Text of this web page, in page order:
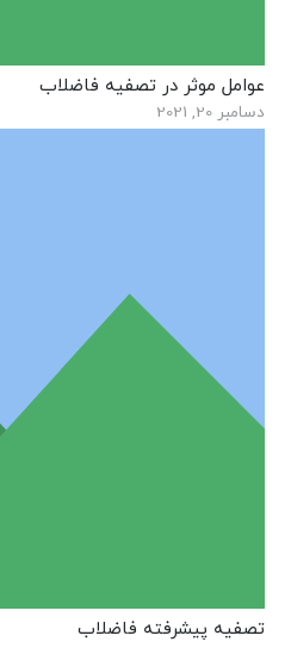
عوامل موثر در تصفیه فاضلاب
دسامبر 20, 2021
تصفیه پیشرفته فاضلاب